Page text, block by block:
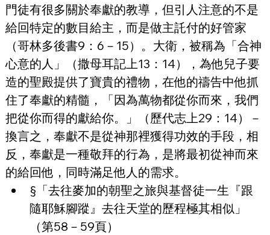
門徒有很多關於奉獻的教導，但引人注意的不是
給回特定的數目給主，而是做主託付的好管家
（哥林多後書9：6－15）。大衛，被稱為「合神
心意的人」（撒母耳記上13：14），為他兒子要
造的聖殿提供了寶貴的禮物，在他的禱告中他抓
住了奉獻的精髓，「因為萬物都從你而來，我們
把從你而得的獻給你。」（歷代志上29：14）－
換言之，奉獻不是從神那裡獲得功效的手段，相
反，奉獻是一種敬拜的行為，是將最初從神而來
的給回他，同時滿足他人的需求。
§「去往麥加的朝聖之旅與基督徒一生『跟
隨耶穌腳蹤』去往天堂的歷程極其相似」
（第58－59頁）